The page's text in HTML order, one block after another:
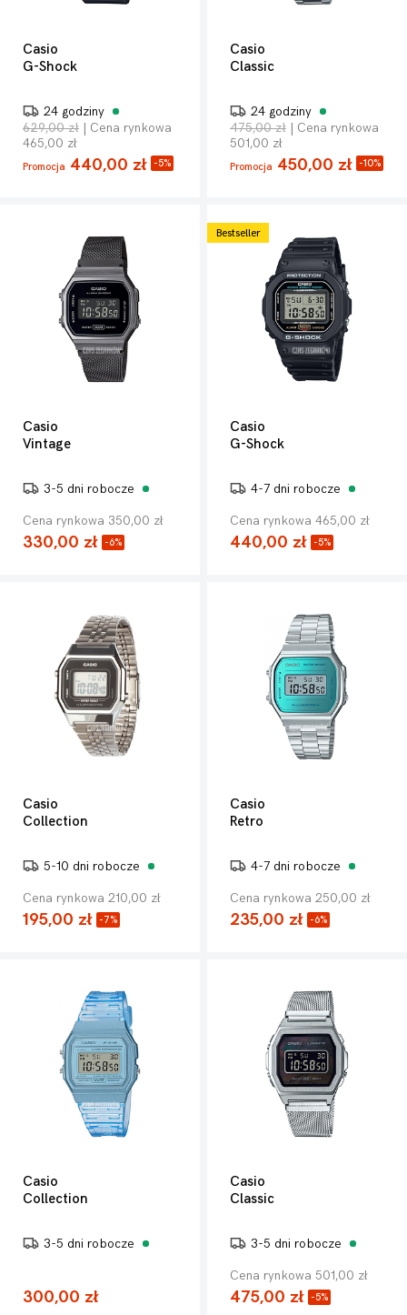
Casio
G-Shock
24 godziny
629,00 zł | Cena rynkowa
465,00 zł
Promocja 440,00 zł -5%
Casio
Classic
24 godziny
475,00 zł | Cena rynkowa
501,00 zł
Promocja 450,00 zł -10%
Casio
Vintage
3-5 dni robocze
Cena rynkowa 350,00 zł
330,00 zł -6%
Bestseller
Casio
G-Shock
4-7 dni robocze
Cena rynkowa 465,00 zł
440,00 zł -5%
Casio
Collection
5-10 dni robocze
Cena rynkowa 210,00 zł
195,00 zł -7%
Casio
Retro
4-7 dni robocze
Cena rynkowa 250,00 zł
235,00 zł -6%
Casio
Collection
3-5 dni robocze
300,00 zł
Casio
Classic
3-5 dni robocze
Cena rynkowa 501,00 zł
475,00 zł -5%